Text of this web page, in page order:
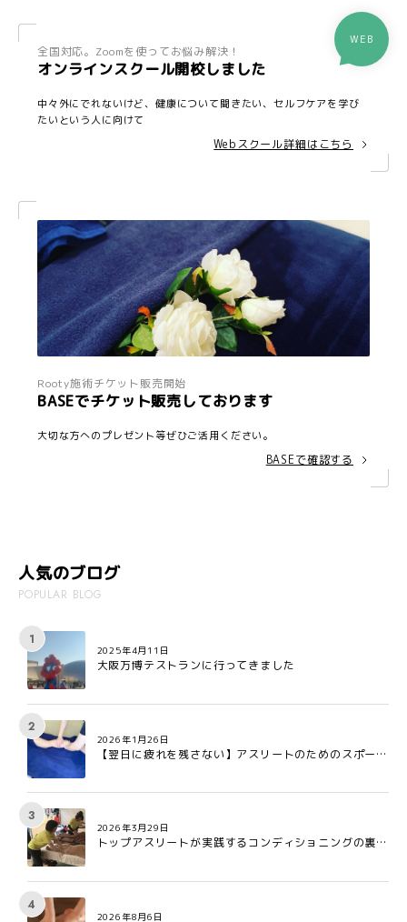
WEB
全国対応。Zoomを使ってお悩み解決！
オンラインスクール開校しました
中々外にでれないけど、健康について聞きたい、セルフケアを学び
たいという人に向けて
Webスクール詳細はこちら
Rooty施術チケット販売開始
BASEでチケット販売しております
大切な方へのプレゼント等ぜひご活用ください。
BASEで確認する
人気のブログ
POPULAR BLOG
2025年4月11日
大阪万博テストランに行ってきました
2026年1月26日
【翌日に疲れを残さない】アスリートのためのスポーツ
2026年3月29日
トップアスリートが実践するコンディショニングの裏側
2026年8月6日